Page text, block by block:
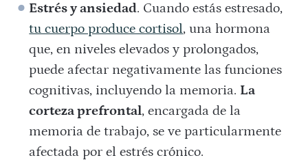
Estrés y ansiedad. Cuando estás estresado,
tu cuerpo produce cortisol, una hormona
que, en niveles elevados y prolongados,
puede afectar negativamente las funciones
cognitivas, incluyendo la memoria. La
corteza prefrontal, encargada de la
memoria de trabajo, se ve particularmente
afectada por el estrés crónico​.